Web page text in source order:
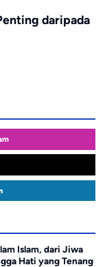
daripada
Islam, dari Jiwa
Hati yang Tenang